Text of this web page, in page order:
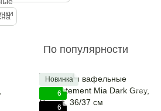
По популярности
Новинка
6
6